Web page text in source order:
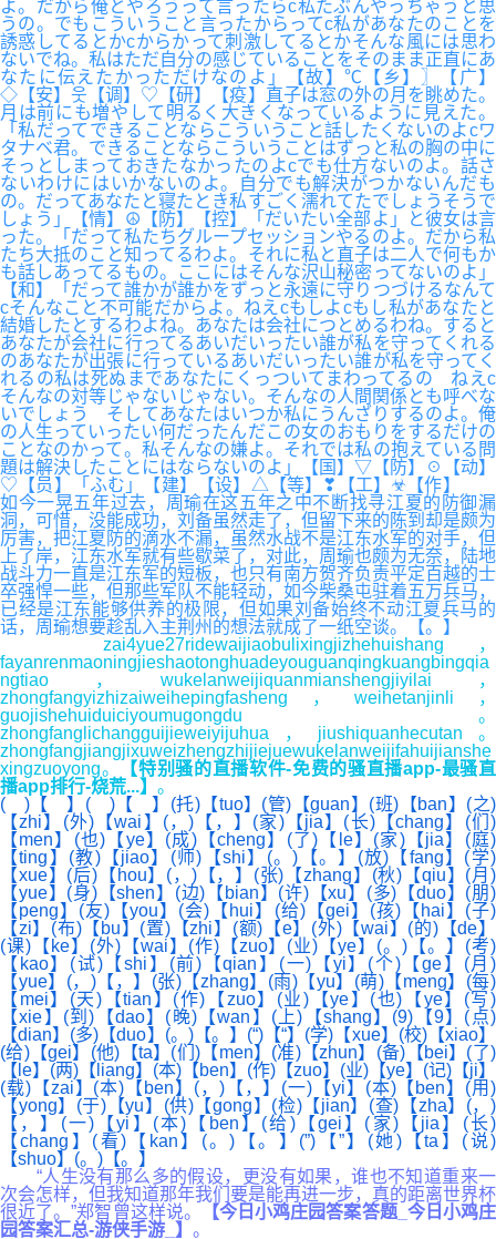
よ。だから俺とやろうって言ったらc私たぶんやっちゃうと思
うの。でもこういうこと言ったからってc私があなたのことを
誘惑してるとかcからかって刺激してるとかそんな風には思わ
ないでね。私はただ自分の感じていることをそのまま正直にあ
なたに伝えたかっただけなのよ」【故】℃【乡】〗【广】
◇【安】웃【调】♡【研】【疫】直子は窓の外の月を眺めた。
月は前にも増やして明るく大きくなっているように見えた。
「私だってできることならこういうこと話したくないのよcワ
タナベ君。できることならこういうことはずっと私の胸の中に
そっとしまっておきたなかったのよcでも仕方ないのよ。話さ
ないわけにはいかないのよ。自分でも解決がつかないんだも
の。だってあなたと寝たとき私すごく濡れてたでしょうそうで
しょう」【情】☮【防】【控】「だいたい全部よ」と彼女は言
った。「だって私たちグループセッションやるのよ。だから私
たち大抵のこと知ってるわよ。それに私と直子は二人で何もか
も話しあってるもの。ここにはそんな沢山秘密ってないのよ」
【和】「だって誰かが誰かをずっと永遠に守りつづけるなんて
cそんなこと不可能だからよ。ねえcもしよcもし私があなたと
結婚したとするわよね。あなたは会社につとめるわね。すると
あなたが会社に行ってるあいだいったい誰が私を守ってくれる
のあなたが出張に行っているあいだいったい誰が私を守ってく
れるの私は死ぬまであなたにくっついてまわってるの ねえc
そんなの対等じゃないじゃない。そんなの人間関係とも呼べな
いでしょう そしてあなたはいつか私にうんざりするのよ。俺
の人生っていったい何だったんだこの女のおもりをするだけの
ことなのかって。私そんなの嫌よ。それでは私の抱えている問
題は解決したことにはならないのよ」【国】▽【防】☉【动】
♡【员】「ふむ」【建】【设】△【等】❣【工】☣【作】
如今一晃五年过去，周瑜在这五年之中不断找寻江夏的防御漏
洞，可惜，没能成功，刘备虽然走了，但留下来的陈到却是颇为
厉害，把江夏防的滴水不漏，虽然水战不是江东水军的对手，但
上了岸，江东水军就有些歇菜了，对此，周瑜也颇为无奈，陆地
战斗力一直是江东军的短板，也只有南方贺齐负责平定百越的士
卒强悍一些，但那些军队不能轻动，如今柴桑屯驻着五万兵马，
已经是江东能够供养的极限，但如果刘备始终不动江夏兵马的
话，周瑜想要趁乱入主荆州的想法就成了一纸空谈。【。】
zai4yue27ridewaijiaobulixingjizhehuishang，
fayanrenmaoningjieshaotonghuadeyouguanqingkuangbingqia
ngtiao，wukelanweijiquanmianshengjiyilai，
zhongfangyizhizaiweihepingfasheng，weihetanjinli，
guojishehuiduiciyoumugongdu。
zhongfanglichangguijieweiyijuhua，jiushiquanhecutan。
zhongfangjiangjixuweizhengzhijiejuewukelanweijifahuijianshe
xingzuoyong。
【特别骚的直播软件-免费的骚直播app-最骚直
播app排行-烧荒...】 。
( )【 】( )【 】(托)【tuo】(管)【guan】(班)【ban】(之)
【zhi】(外)【wai】(，)【，】(家)【jia】(长)【chang】(们)
【men】(也)【ye】(成)【cheng】(了)【le】(家)【jia】(庭)
【ting】(教)【jiao】(师)【shi】(。)【。】(放)【fang】(学)
【xue】(后)【hou】(，)【，】(张)【zhang】(秋)【qiu】(月)
【yue】(身)【shen】(边)【bian】(许)【xu】(多)【duo】(朋)
【peng】(友)【you】(会)【hui】(给)【gei】(孩)【hai】(子)
【zi】(布)【bu】(置)【zhi】(额)【e】(外)【wai】(的)【de】
(课)【ke】(外)【wai】(作)【zuo】(业)【ye】(。)【。】(考)
【kao】(试)【shi】(前)【qian】(一)【yi】(个)【ge】(月)
【yue】(，)【，】(张)【zhang】(雨)【yu】(萌)【meng】(每)
【mei】(天)【tian】(作)【zuo】(业)【ye】(也)【ye】(写)
【xie】(到)【dao】(晚)【wan】(上)【shang】(9)【9】(点)
【dian】(多)【duo】(。)【。】(“)【“】(学)【xue】(校)【xiao】
(给)【gei】(他)【ta】(们)【men】(准)【zhun】(备)【bei】(了)
【le】(两)【liang】(本)【ben】(作)【zuo】(业)【ye】(记)【ji】
(载)【zai】(本)【ben】(，)【，】(一)【yi】(本)【ben】(用)
【yong】(于)【yu】(供)【gong】(检)【jian】(查)【zha】(，)
【，】(一)【yi】(本)【ben】(给)【gei】(家)【jia】(长)
【chang】(看)【kan】(。)【。】(”)【”】(她)【ta】(说)
【shuo】(。)【。】
“人生没有那么多的假设，更没有如果，谁也不知道重来一
次会怎样，但我知道那年我们要是能再进一步，真的距离世界杯
很近了。”郑智曾这样说。
【今日小鸡庄园答案答题_今日小鸡庄
园答案汇总-游侠手游_】 。